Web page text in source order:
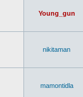
Young_gun
nikitaman
mamontidla